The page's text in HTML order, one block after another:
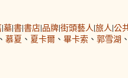
|墓|書|書店|品牌|街頭藝人|旅人|公
、 慕夏 、 夏卡爾 、 畢卡索 、 郭雪湖 、